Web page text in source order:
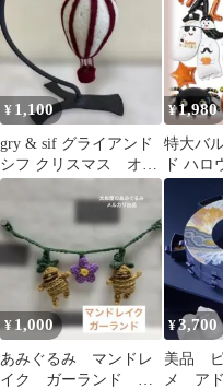
¥ 1,100
gry & sif グライアンド
シフ クリスマス オー
ナメント 気球
¥1,980
特大バ
ド ハロ
セット
コラン
¥ 1,000
あみぐるみ マンドレ
イク ガーランド ハ
¥3,700
美品 ピ
メ アド